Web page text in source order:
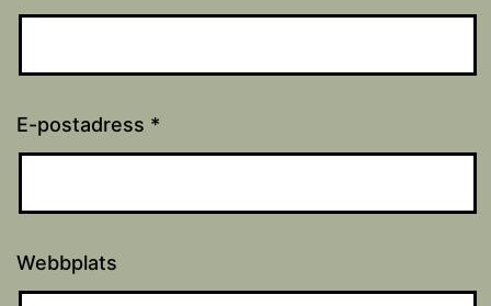
E-postadress *
Webbplats